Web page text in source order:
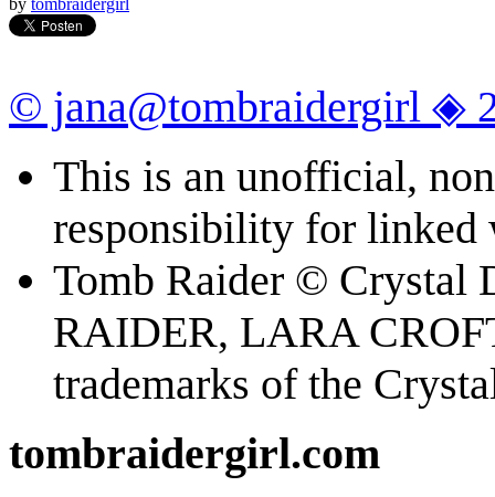
by tombraidergirl
© jana@tombraidergirl ◈
This is an unofficial,
responsibility for linked
Tomb Raider © Crystal
RAIDER, LARA
trademarks of the
tombraidergirl.com